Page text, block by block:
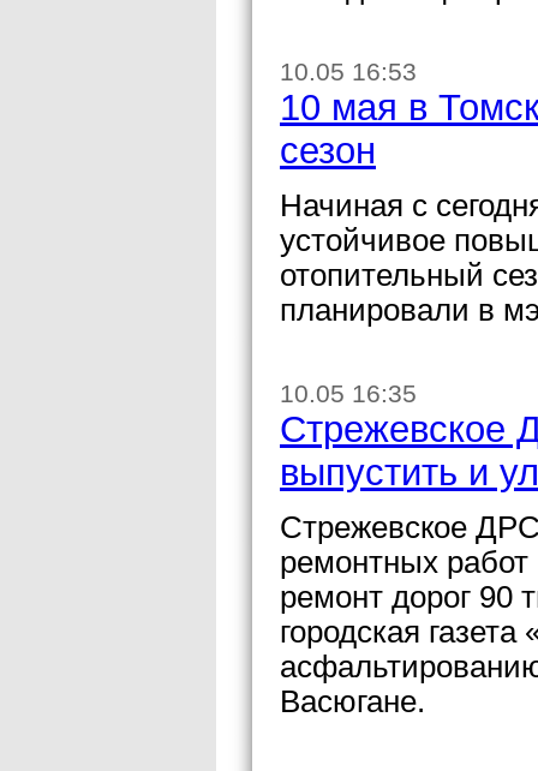
10.05 16:53
10 мая в
сезон
Начиная с
устойчивое
отопительный
планировали в
10.05 16:35
Стрежевское
выпустить и
Стрежевское
ремонтных работ
ремонт дорог 90
городская
Васюгане.